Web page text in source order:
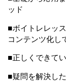
もしあなたが、
それが、
在宅ボイトレ〈
です。